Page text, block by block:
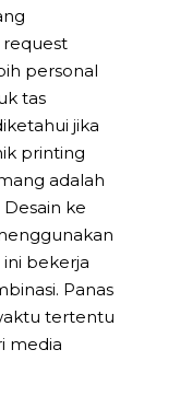
request
personal
tas
jika
printing
adalah
ke
bekerja
Panas
tertentu
media